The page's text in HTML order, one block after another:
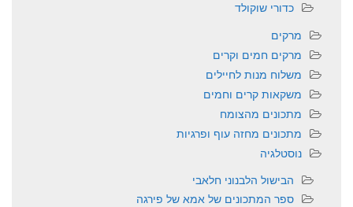
כדורי שוקולד
מרקים
מרקים חמים וקרים
משלוח מנות לחיילים
משקאות קרים וחמים
מתכונים מהצומח
מתכונים מחזה עוף ופרגיות
נוסטלגיה
הבישול הלבנוני חלאבי
ספר המתכונים של אמא של פירגה